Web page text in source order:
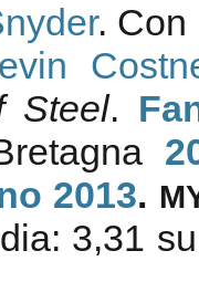
. Con
Steel.
2013.
3,31